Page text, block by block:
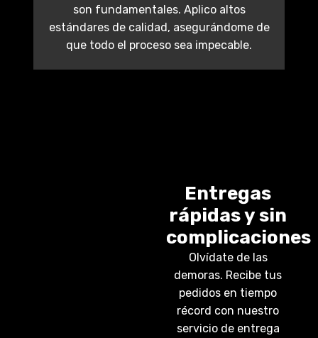
son fundamentales. Aplico altos
estándares de calidad, asegurándome de
que todo el proceso sea impecable.
Entregas
rápidas y sin
complicaciones
Olvídate de las
demoras. Recibe tus
pedidos en tiempo
récord con nuestro
servicio de entrega